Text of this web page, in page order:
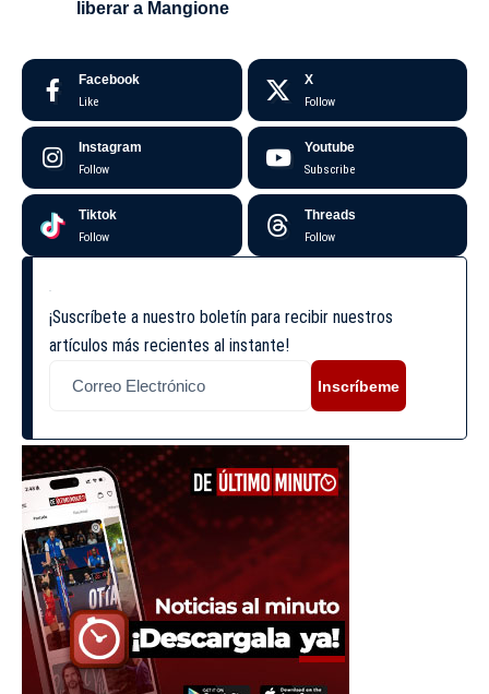
liberar a Mangione
Facebook
Like
X
Follow
Instagram
Follow
Youtube
Subscribe
Tiktok
Follow
Threads
Follow
¡Suscríbete a nuestro boletín para recibir nuestros
artículos más recientes al instante!
Inscríbeme